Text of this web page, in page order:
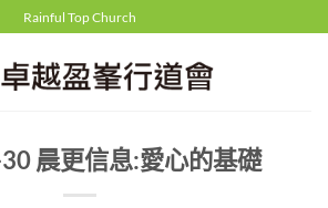
Rainful Top Church
晨更信息:愛心的基礎